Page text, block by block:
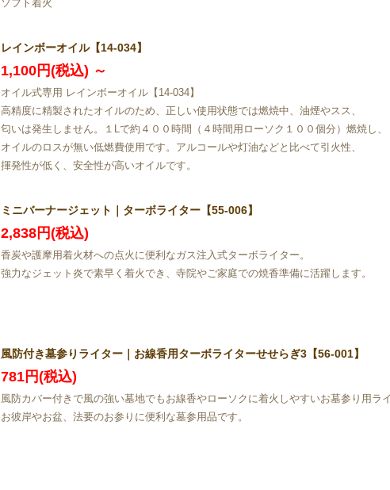
ソフト着火
レインボーオイル【14-034】
1,100円(税込) ～
オイル式専用 レインボーオイル【14-034】
高精度に精製されたオイルのため、正しい使用状態では燃焼中、油煙やスス、
匂いは発生しません。１Lで約４００時間（４時間用ローソク１００個分）燃焼し、
オイルのロスが無い低燃費使用です。アルコールや灯油などと比べて引火性、
揮発性が低く、安全性が高いオイルです。
ミニバーナージェット｜ターボライター【55-006】
2,838円(税込)
香炭や護摩用着火材への点火に便利なガス注入式ターボライター。
強力なジェット炎で素早く着火でき、寺院やご家庭での焼香準備に活躍します。
風防付き墓参りライター｜お線香用ターボライターせせらぎ3【56-001】
781円(税込)
風防カバー付きで風の強い墓地でもお線香やローソクに着火しやすいお墓参り用ライ
お彼岸やお盆、法要のお参りに便利な墓参用品です。